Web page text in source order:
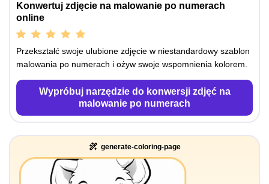
Konwertuj zdjęcie na malowanie po numerach
online
Przekształć swoje ulubione zdjęcie w niestandardowy szablon
malowania po numerach i ożyw swoje wspomnienia kolorem.
Wypróbuj narzędzie do konwersji zdjęć na
malowanie po numerach
generate-coloring-page